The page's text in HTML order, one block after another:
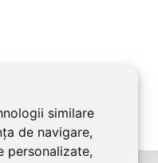
similare
de navigare,
personalizate,